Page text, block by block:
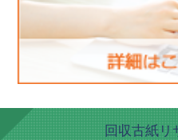
回収古紙リ